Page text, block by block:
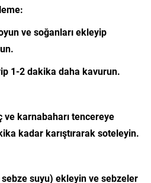
ve soğanları ekleyip
1-2 dakika daha kavurun.
ve karnabaharı tencereye
kadar karıştırarak soteleyin.
suyu) ekleyin ve sebzeler